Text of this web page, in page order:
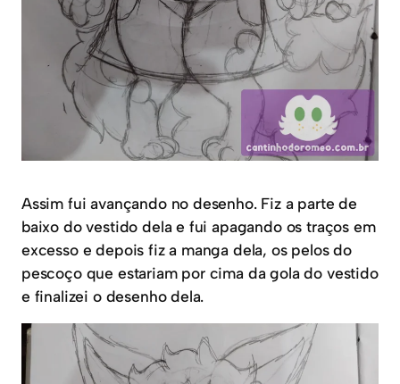
Assim fui avançando no desenho. Fiz a parte de
baixo do vestido dela e fui apagando os traços em
excesso e depois fiz a manga dela, os pelos do
pescoço que estariam por cima da gola do vestido
e finalizei o desenho dela.